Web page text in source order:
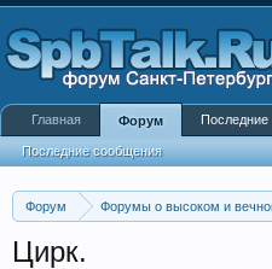
Форум Форумы о высоком и
Цирк.
Главная Форум
Последние сообщения